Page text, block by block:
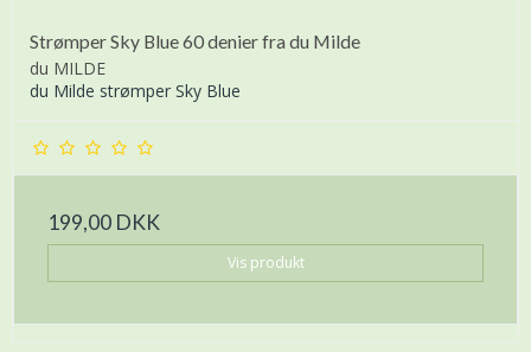
Strømper Sky Blue 60 denier fra du Milde
du MILDE
du Milde strømper Sky Blue
199,00 DKK
Vis produkt